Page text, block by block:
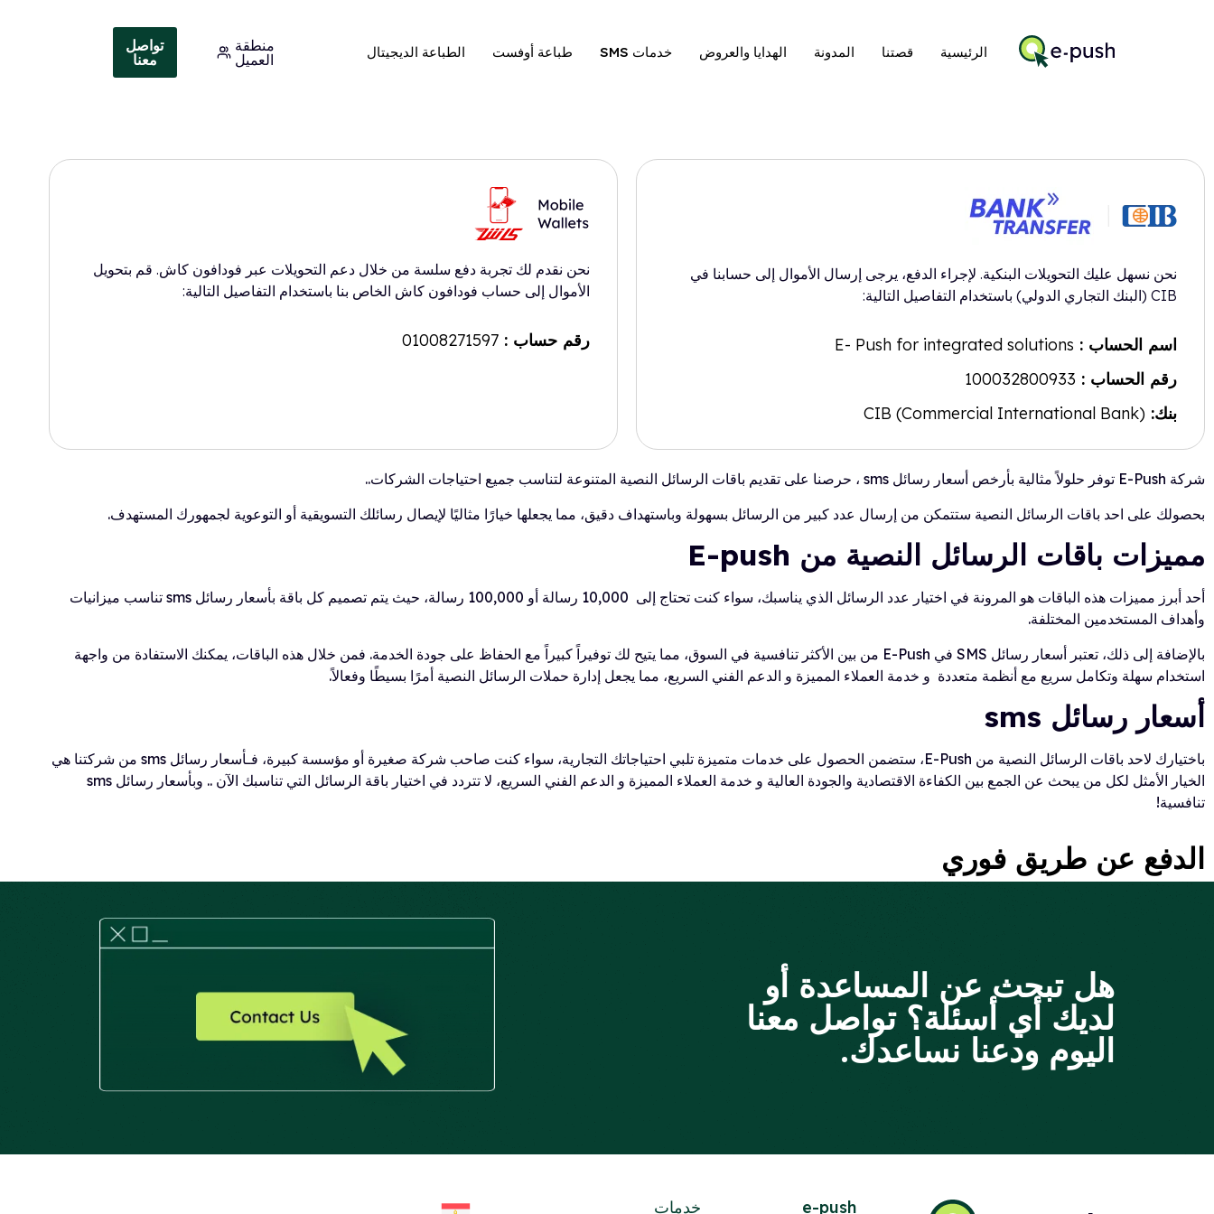
الرئيسية قصتنا المدونة الهدايا والعروض خدمات SMS طباعة أوفست الطباعة الديجيتال
منطقة
العميل
تواصل
معنا
نحن نسهل عليك التحويلات البنكية. لإجراء الدفع، يرجى إرسال الأموال إلى حسابنا في
CIB (البنك التجاري الدولي) باستخدام التفاصيل التالية:
اسم الحساب : E- Push for integrated solutions
رقم الحساب : 100032800933
بنك: CIB (Commercial International Bank)
نحن نقدم لك تجربة دفع سلسة من خلال دعم التحويلات عبر فودافون كاش. قم بتحويل
الأموال إلى حساب فودافون كاش الخاص بنا باستخدام التفاصيل التالية:
رقم حساب : 01008271597
شركة E-Push توفر حلولاً مثالية بأرخص أسعار رسائل sms ، حرصنا على تقديم باقات الرسائل النصية المتنوعة لتناسب جميع احتياجات الشركات..
بحصولك على احد باقات الرسائل النصية ستتمكن من إرسال عدد كبير من الرسائل بسهولة وباستهداف دقيق، مما يجعلها خيارًا مثاليًا لإيصال رسائلك التسويقية أو التوعوية لجمهورك المستهدف.
مميزات باقات الرسائل النصية من E-push
أحد أبرز مميزات هذه الباقات هو المرونة في اختيار عدد الرسائل الذي يناسبك، سواء كنت تحتاج إلى 10,000 رسالة أو 100,000 رسالة، حيث يتم تصميم كل باقة بأسعار رسائل sms تناسب ميزانيات
وأهداف المستخدمين المختلفة.
بالإضافة إلى ذلك، تعتبر أسعار رسائل SMS في E-Push من بين الأكثر تنافسية في السوق، مما يتيح لك توفيراً كبيراً مع الحفاظ على جودة الخدمة. فمن خلال هذه الباقات، يمكنك الاستفادة من واجهة
استخدام سهلة وتكامل سريع مع أنظمة متعددة و خدمة العملاء المميزة و الدعم الفني السريع، مما يجعل إدارة حملات الرسائل النصية أمرًا بسيطًا وفعالاً.
أسعار رسائل sms
باختيارك لاحد باقات الرسائل النصية من E-Push، ستضمن الحصول على خدمات متميزة تلبي احتياجاتك التجارية، سواء كنت صاحب شركة صغيرة أو مؤسسة كبيرة، فـأسعار رسائل sms من شركتنا هي
الخيار الأمثل لكل من يبحث عن الجمع بين الكفاءة الاقتصادية والجودة العالية و خدمة العملاء المميزة و الدعم الفني السريع، لا تتردد في اختيار باقة الرسائل التي تناسبك الآن .. وبأسعار رسائل sms
تنافسية!
الدفع عن طريق فوري
هل تبحث عن المساعدة أو
لديك أي أسئلة؟ تواصل معنا
اليوم ودعنا نساعدك.
e-push خدمات